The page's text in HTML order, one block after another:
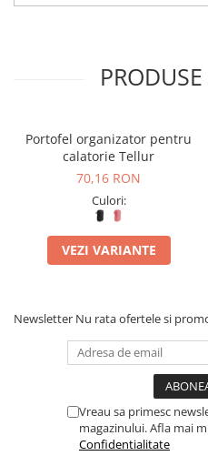
Portofel organizator pentru
calatorie Tellur
70,16 RON
Culori:
VEZI VARIANTE
Newsletter Nu rata ofertele si
Vreau sa primesc
magazinului. Afla mai
Confidentialitate